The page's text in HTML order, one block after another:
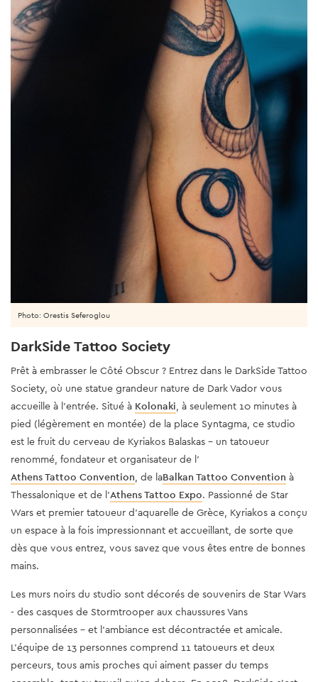
Photo: Orestis Seferoglou
DarkSide Tattoo Society
Prêt à embrasser le Côté Obscur ? Entrez dans le DarkSide Tattoo
Society, où une statue grandeur nature de Dark Vador vous
accueille à l'entrée. Situé à Kolonaki, à seulement 10 minutes à
pied (légèrement en montée) de la place Syntagma, ce studio
est le fruit du cerveau de Kyriakos Balaskas - un tatoueur
renommé, fondateur et organisateur de l'
Athens Tattoo Convention, de laBalkan Tattoo Convention à
Thessalonique et de l'Athens Tattoo Expo. Passionné de Star
Wars et premier tatoueur d'aquarelle de Grèce, Kyriakos a conçu
un espace à la fois impressionnant et accueillant, de sorte que
dès que vous entrez, vous savez que vous êtes entre de bonnes
mains.
Les murs noirs du studio sont décorés de souvenirs de Star Wars
- des casques de Stormtrooper aux chaussures Vans
personnalisées - et l'ambiance est décontractée et amicale.
L'équipe de 13 personnes comprend 11 tatoueurs et deux
perceurs, tous amis proches qui aiment passer du temps